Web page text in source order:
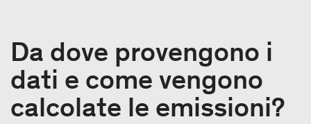
Da dove provengono i
dati e come vengono
calcolate le emissioni?